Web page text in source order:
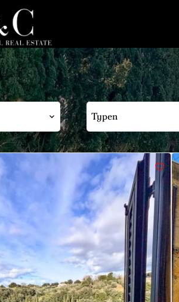
Typen